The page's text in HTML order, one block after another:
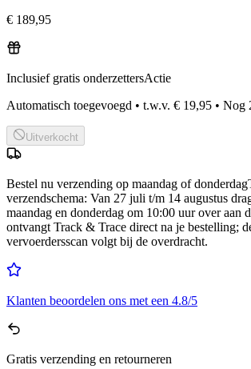
€ 189,95
Inclusief gratis onderzettersActie
Automatisch toegevoegd • t.w.v. € 19,95 • Nog
Uitverkocht
Bestel nu verzending op maandag of donderdag
verzendschema: Van 27 juli t/m 14 augustus
maandag en donderdag om 10:00 uur over aan
ontvangt Track & Trace direct na je bestelling;
vervoerdersscan volgt bij de overdracht.
Klanten beoordelen ons met een 4.8/5
Gratis verzending en retourneren